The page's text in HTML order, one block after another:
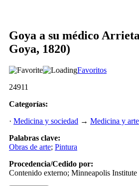
Goya a su médico
Goya, 1820)
Favoritos
24911
Categorías:
· Medicina y sociedad → Medicina y arte
Palabras clave:
Obras de arte; Pintura
Procedencia/Cedido por:
Contenido externo; Minneapolis